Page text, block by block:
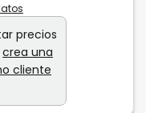
precios
crea una
cliente